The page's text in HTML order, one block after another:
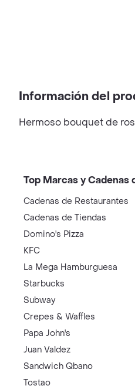
Información del
Hermoso bouquet de
Top Marcas y Cadenas
Cadenas de Restaurantes
Cadenas de Tiendas
Domino's Pizza
KFC
La Mega Hamburguesa
Starbucks
Subway
Crepes & Waffles
Papa John's
Juan Valdez
Sandwich Qbano
Tostao